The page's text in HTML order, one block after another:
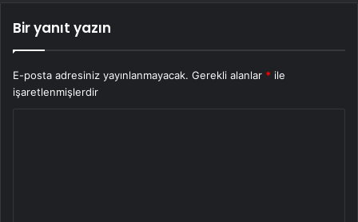
Bir yanıt yazın
E-posta adresiniz yayınlanmayacak. Gerekli alanlar * ile
işaretlenmişlerdir